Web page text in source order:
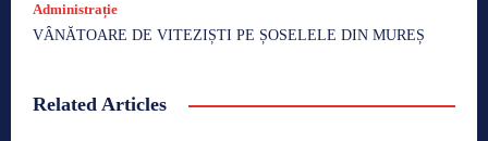
Administrație
VÂNĂTOARE DE VITEZIȘTI PE ȘOSELELE DIN MUREȘ
Related Articles